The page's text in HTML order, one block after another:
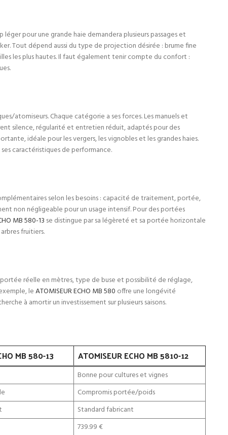
pour une grande haie demandera plusieurs passages et
Tout dépend aussi du type de projection désirée : brume fine
les plus hautes. Il faut également tenir compte du confort :
atomiseurs. Chaque catégorie a ses forces. Les manuels et
silence, régularité et entretien réduit, adaptés pour des
idéale pour les vergers, les vignobles et les grandes haies.
caractéristiques de performance.
selon les besoins : capacité de traitement, portée,
non négligeable pour un usage intensif. Pour des portées
MB 580-13 se distingue par sa légèreté et sa portée horizontale
fruitiers.
réelle en mètres, type de buse et possibilité de réglage,
leATOMISEUR ECHO MB 580 offre une longévité
à amortir un investissement sur plusieurs saisons.
MB 580-13 ATOMISEUR ECHO MB 5810-12
Bonne pour cultures et vignes
Compromis portée/poids
Standard fabricant
739.99 €